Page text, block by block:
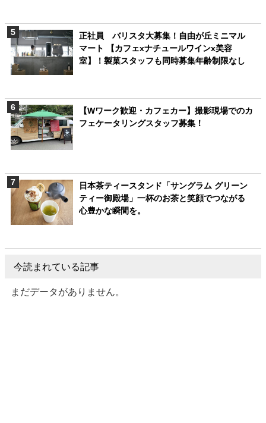
正社員 バリスタ大募集！自由が丘ミニマル
マート 【カフェxナチュールワインx美容
室】！製菓スタッフも同時募集年齢制限なし
【Wワーク歓迎・カフェカー】撮影現場でのカ
フェケータリングスタッフ募集！
日本茶ティースタンド「サングラム グリーン
ティー御殿場」一杯のお茶と笑顔でつながる
心豊かな瞬間を。
今読まれている記事
まだデータがありません。